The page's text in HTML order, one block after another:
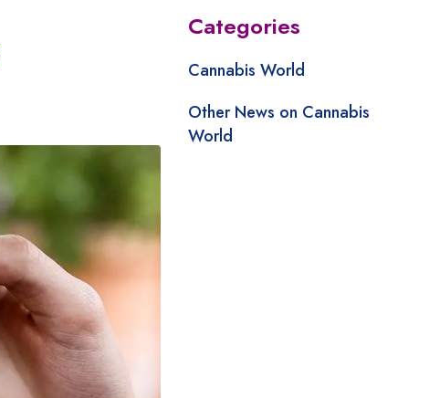
Categories
Cannabis World
Other News on Cannabis
World